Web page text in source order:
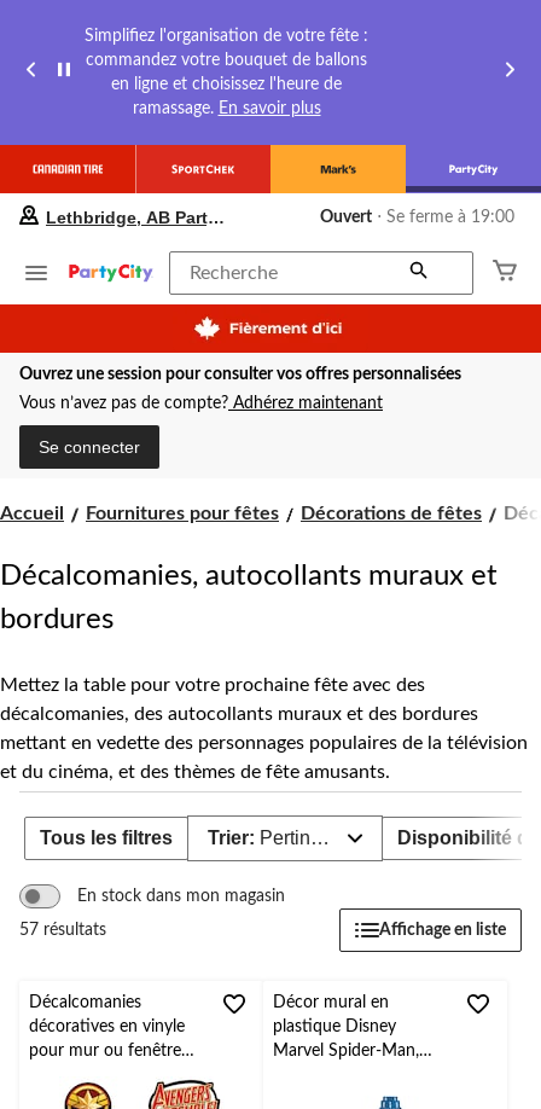
Simplifiez l'organisation de votre fête :
commandez votre bouquet de ballons
en ligne et choisissez l'heure de
ramassage. En savoir plus
préféré
Lethbridge,
Party
City,
courament
Ouvert,
cliquer
changer
Lethbridge, AB Party City Ouvert ⋅ Se ferme à 19:00
Recherche
Ouvrez une session pour consulter vos offres personnalisées
Vous n’avez pas de compte? Adhérez maintenant
Se connecter
Accueil Fournitures pour fêtes Décorations de fêtes
Décalcomanies, autocollants muraux et
bordures
Mettez la table pour votre prochaine fête avec des
décalcomanies, des autocollants muraux et des bordures
mettant en vedette des personnages populaires de la télévision
et du cinéma, et des thèmes de fête amusants.
Tous les filtres Trier: Pertinence Disponibilité
En stock dans mon magasin
57 résultats
Affichage en liste
Décalcomanies
décoratives en vinyle
pour mur ou fenêtre
Disney Marvel
Décor mural en
plastique Disney
Marvel Spider-Man,
pour fête d'anniversaire